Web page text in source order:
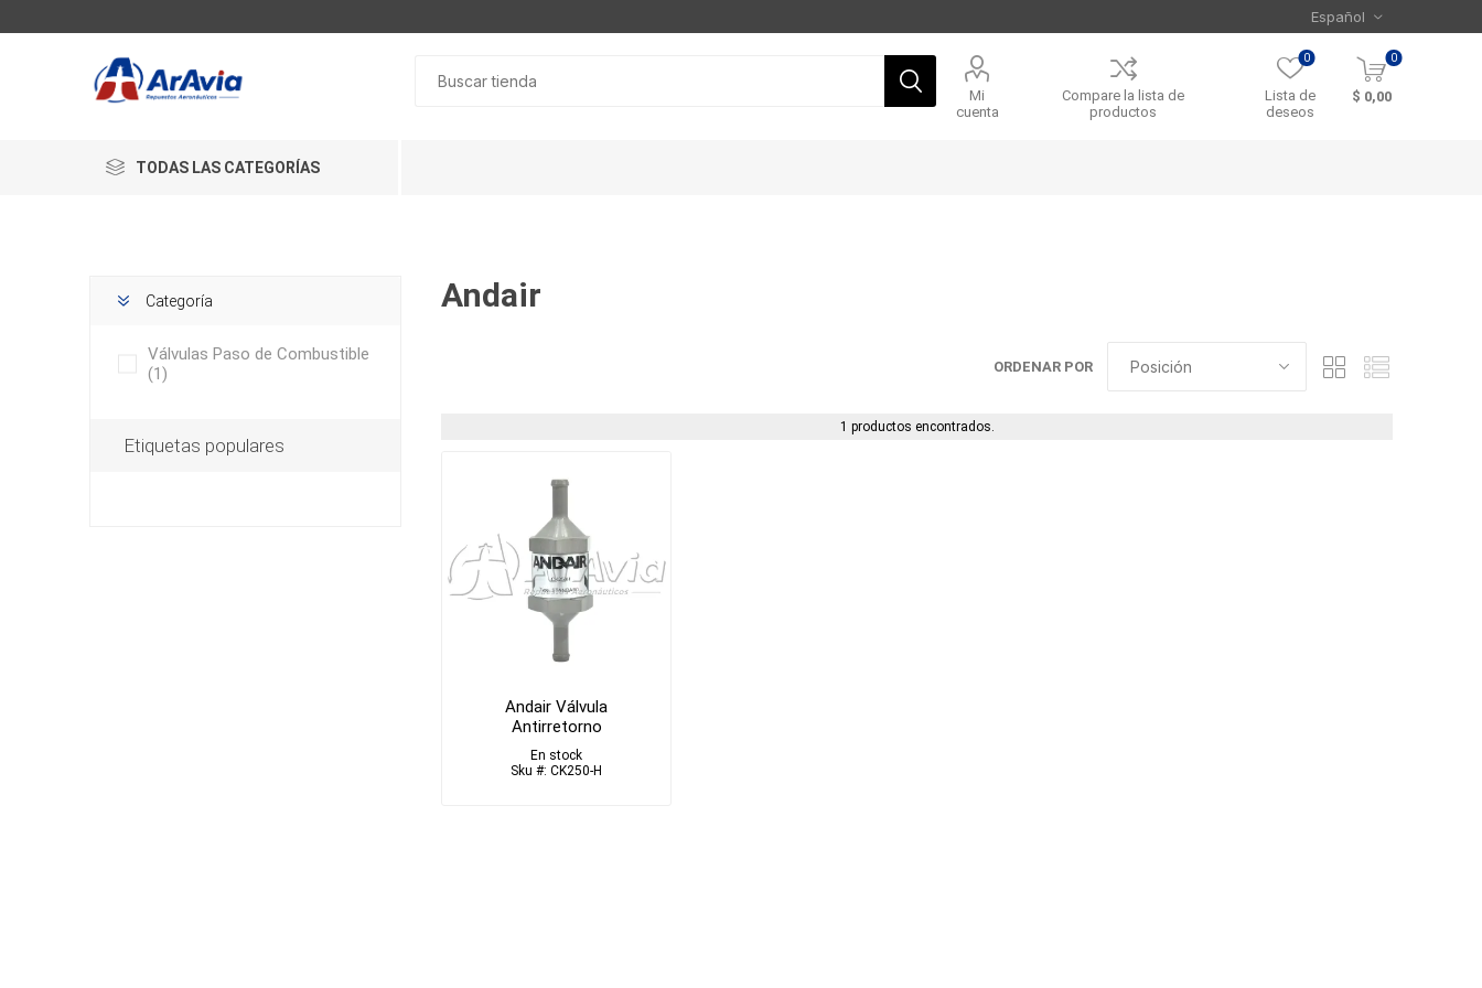
Mi
cuenta
Compare la lista de
productos
Lista de
deseos
0 0
$ 0,00
TODAS LAS CATEGORÍAS
Andair
ORDENAR POR
1 productos encontrados.
Andair Válvula
Antirretorno
En stock
Sku #: CK250-H
Categoría
Válvulas Paso de Combustible
(1)
Etiquetas populares